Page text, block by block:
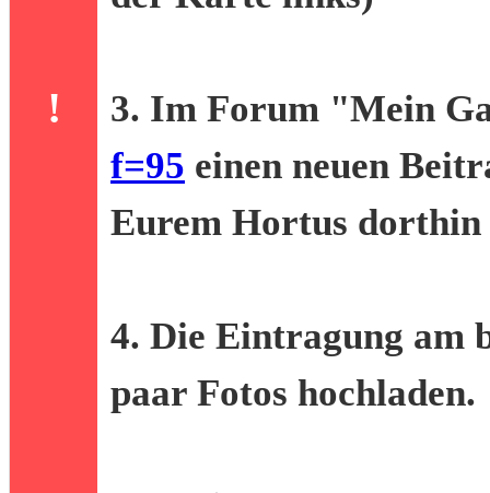
!
3. Im Forum "Mein
f=95 einen neuen
Eurem Hortus dorthin
4. Die Eintragung am
paar Fotos hochladen.